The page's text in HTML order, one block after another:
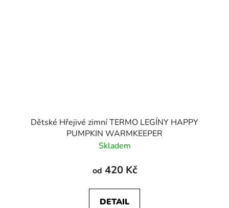
Dětské Hřejivé zimní TERMO LEGÍNY HAPPY
PUMPKIN WARMKEEPER
Skladem
od 420 Kč
DETAIL